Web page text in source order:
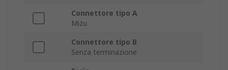
Connettore tipo A
Mizu
Connettore tipo B
Senza terminazione